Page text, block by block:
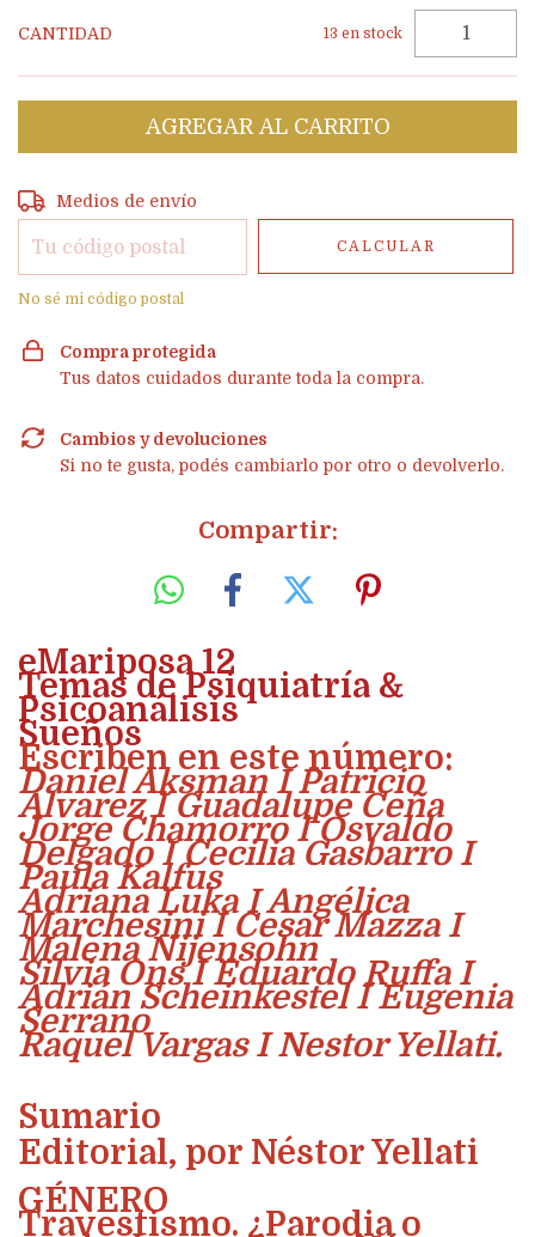
CANTIDAD 13 en stock
Entregas para el CP:
Medios de envío
CALCULAR
No sé mi código postal
Compra protegida
Tus datos cuidados durante toda la compra.
Cambios y devoluciones
Si no te gusta, podés cambiarlo por otro o devolverlo.
Compartir:
eMariposa 12
Temas de Psiquiatría &
Psicoanálisis
Sueños
Escriben en este número:
Daniel Aksman I Patricio
Álvarez I Guadalupe Ceña
Jorge Chamorro I Osvaldo
Delgado I Cecilia Gasbarro I
Paula Kalfus
Adriana Luka I Angélica
Marchesini I Cesar Mazza I
Malena Nijensohn
Silvia Ons I Eduardo Ruffa I
Adrián Scheinkestel I Eugenia
Serrano
Raquel Vargas I Nestor Yellati.
Sumario
Editorial, por Néstor Yellati
GÉNERO
Travestismo. ¿Parodia o